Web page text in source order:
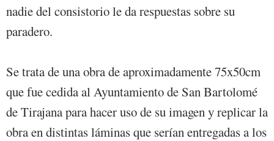
nadie del consistorio le da respuestas sobre su
paradero.
Se trata de una obra de aproximadamente 75x50cm
que fue cedida al Ayuntamiento de San Bartolomé
de Tirajana para hacer uso de su imagen y replicar la
obra en distintas láminas que serían entregadas a los